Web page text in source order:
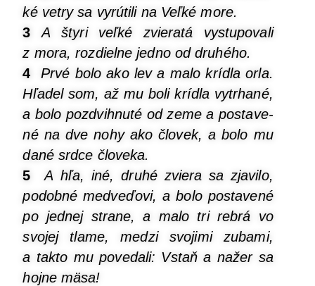
ké vet­ry sa vyrú­ti­li na Veľ­ké more.
3 A šty­ri veľ­ké zvie­ra­tá vystu­po­va­li
z mora, roz­diel­ne jed­no od druhého.
4
Prvé bolo ako lev a malo kríd­la orla.
Hľa­del som, až mu boli kríd­la vytr­ha­né,
a bolo poz­dvi­hnu­té od zeme a posta­ve­
né na dve nohy ako člo­vek, a bolo mu
dané srd­ce človeka.
5 A hľa, iné, dru­hé zvie­ra sa zja­vi­lo,
podob­né med­ve­ďo­vi, a bolo posta­ve­né
po jed­nej stra­ne, a malo tri reb­rá vo
svo­jej tla­me, medzi svo­ji­mi zuba­mi,
a tak­to mu pove­da­li: Vstaň a nažer sa
hoj­ne mäsa!